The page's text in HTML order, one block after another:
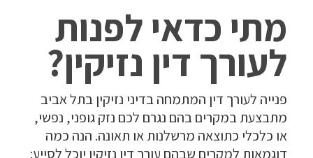
מתי כדאי לפנות
לעורך דין נזיקין?
פנייה לעורך דין המתמחה בדיני נזיקין בתל אביב
מתבצעת במקרים בהם נגרם לכם נזק גופני, נפשי,
או כלכלי כתוצאה מרשלנות או תאונה. הנה כמה
דוגמאות למקרים שבהם עורך דין נזיקין יוכל לסייע: